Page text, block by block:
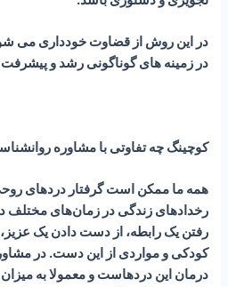
در این روش از قضاوت خودداری می
در زمینه های گوناگونی رشد و پیشرفت
کوچینگ چه تفاوتی با مشاوره
همه ما ممکن است گرفتار دردهای
رخدادهای زندگی در زمان‌های مختلف
رفتن یک رابطه، از دست دادن یک
کودکی و مواردی از این دست. در
درمان این دردهاست و معمولا به